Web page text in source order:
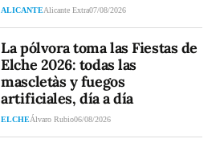
ALICANTEAlicante Extra07/08/2026
La pólvora toma las Fiestas de
Elche 2026: todas las
mascletàs y fuegos
artificiales, día a día
ELCHEÁlvaro Rubio06/08/2026